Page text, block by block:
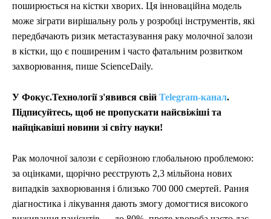
поширюється на кістки хворих. Ця інноваційна модель
може зіграти вирішальну роль у розробці інструментів, які
передбачають ризик метастазування раку молочної залози
в кістки, що є поширеним і часто фатальним розвитком
захворювання, пише ScienceDaily.
У Фокус.Технології з'явився свій Telegram-канал.
Підписуйтесь, щоб не пропускати найсвіжіші та
найцікавіші новини зі світу науки!
Рак молочної залози є серйозною глобальною проблемою:
за оцінками, щорічно реєструють 2,3 мільйона нових
випадків захворювання і близько 700 000 смертей. Рання
діагностика і лікування дають змогу домогтися високого